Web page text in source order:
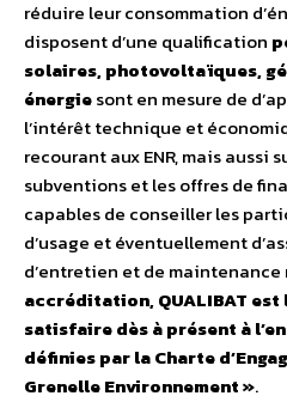
réduire leur consommation
disposent d’une qualification
solaires, photovoltaïques,
énergiesont en mesure de
l’intérêt technique et
recourant aux ENR, mais aussi
subventions et les offres de
capables de conseiller les
d’usage et éventuellement
d’entretien et de maintenance
accréditation, QUALIBAT est
satisfaire dès à présent à
définies par la Charte
Grenelle Environnement ».